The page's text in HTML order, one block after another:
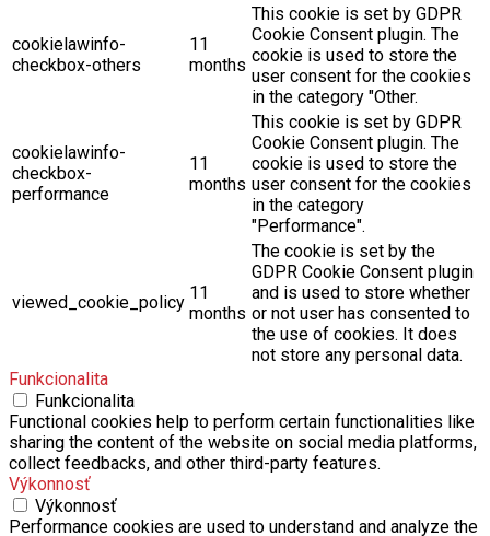
cookielawinfo-
checkbox-others
11
months
This cookie is set by GDPR
Cookie Consent plugin. The
cookie is used to store the
user consent for the cookies
in the category "Other.
cookielawinfo-
checkbox-
performance
11
months
This cookie is set by GDPR
Cookie Consent plugin. The
cookie is used to store the
user consent for the cookies
in the category
"Performance".
viewed_cookie_policy 11
months
The cookie is set by the
GDPR Cookie Consent plugin
and is used to store whether
or not user has consented to
the use of cookies. It does
not store any personal data.
Funkcionalita
Funkcionalita
Functional cookies help to perform certain functionalities like
sharing the content of the website on social media platforms,
collect feedbacks, and other third-party features.
Výkonnosť
Výkonnosť
Performance cookies are used to understand and analyze the